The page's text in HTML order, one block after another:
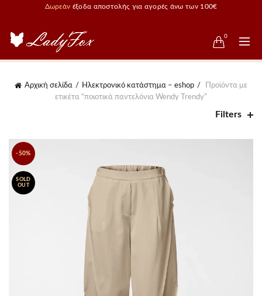
Δωρεάν έξοδα αποστολής για αγορές άνω των 100€
0
Αρχική σελίδα Ηλεκτρονικό κατάστημα – eshop
Προϊόντα με
ετικέτα “ποιοτικά παντελόνια Wendy Trendy”
Filters
-50%
SOLD
OUT